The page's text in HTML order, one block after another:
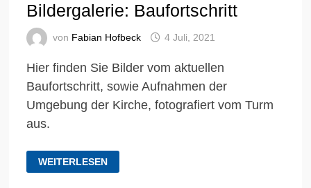
Bildergalerie: Baufortschritt
von Fabian Hofbeck 4 Juli, 2021
Hier finden Sie Bilder vom aktuellen
Baufortschritt, sowie Aufnahmen der
Umgebung der Kirche, fotografiert vom Turm
aus.
BILDERGALERIE:
BAUFORTSCHRITT
WEITERLESEN